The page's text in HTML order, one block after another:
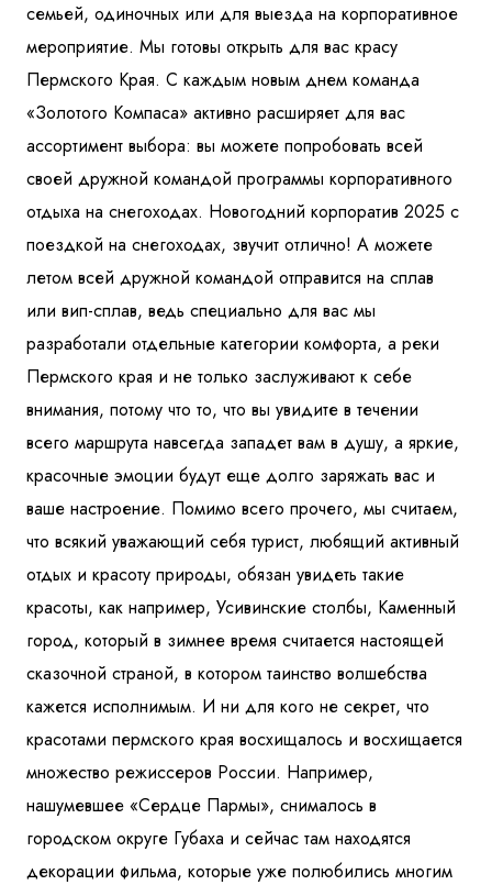
семьей, одиночных или для выезда на корпоративное
мероприятие. Мы готовы открыть для вас красу
Пермского Края. С каждым новым днем команда
«Золотого Компаса» активно расширяет для вас
ассортимент выбора: вы можете попробовать всей
своей дружной командой программы корпоративного
отдыха на снегоходах. Новогодний корпоратив 2025 с
поездкой на снегоходах, звучит отлично! А можете
летом всей дружной командой отправится на сплав
или вип-сплав, ведь специально для вас мы
разработали отдельные категории комфорта, а реки
Пермского края и не только заслуживают к себе
внимания, потому что то, что вы увидите в течении
всего маршрута навсегда западет вам в душу, а яркие,
красочные эмоции будут еще долго заряжать вас и
ваше настроение. Помимо всего прочего, мы считаем,
что всякий уважающий себя турист, любящий активный
отдых и красоту природы, обязан увидеть такие
красоты, как например, Усивинские столбы, Каменный
город, который в зимнее время считается настоящей
сказочной страной, в котором таинство волшебства
кажется исполнимым. И ни для кого не секрет, что
красотами пермского края восхищалось и восхищается
множество режиссеров России. Например,
нашумевшее «Сердце Пармы», снималось в
городском округе Губаха и сейчас там находятся
декорации фильма, которые уже полюбились многим